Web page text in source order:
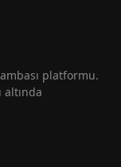
platformu.